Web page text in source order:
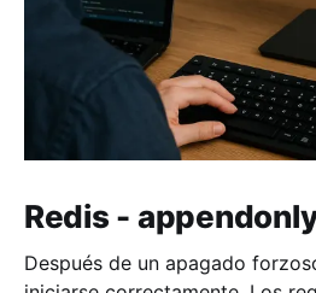
Redis -
Después de un apagado